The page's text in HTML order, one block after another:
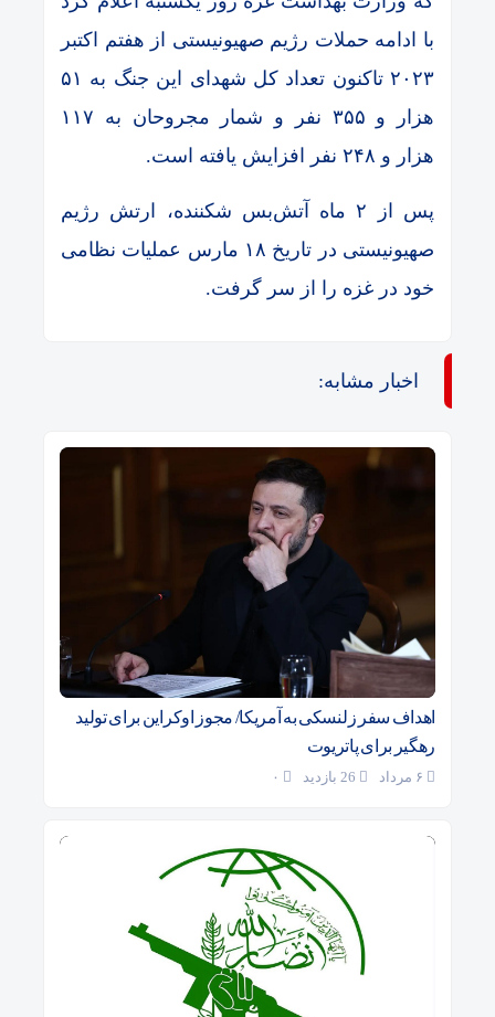
با ادامه حملات رژیم صهیونیستی از هفتم اکتبر
۲۰۲۳ تاکنون تعداد کل شهدای این جنگ به ۵۱
هزار و ۳۵۵ نفر و شمار مجروحان به ۱۱۷
هزار و ۲۴۸ نفر افزایش یافته است.
پس از ۲ ماه آتش‌بس شکننده، ارتش رژیم
صهیونیستی در تاریخ ۱۸ مارس عملیات نظامی
خود در غزه را از سر گرفت.
اخبار مشابه:
اهداف سفر زلنسکی به آمریکا/ مجوز اوکراین برای تولید
رهگیر برای پاتریوت
۰